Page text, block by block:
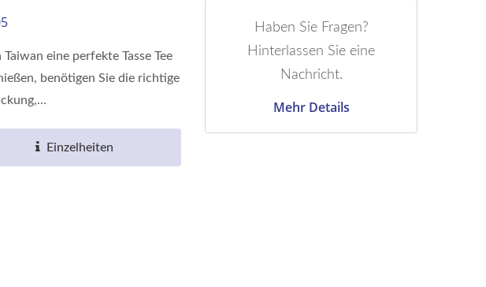
Taiwan eine perfekte Tasse Tee
benötigen Sie die richtige
Einzelheiten
Haben Sie Fragen?
Hinterlassen Sie eine
Nachricht.
Mehr Details